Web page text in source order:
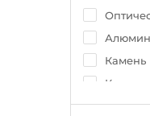
Камень
Бумага